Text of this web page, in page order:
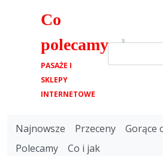
Co
polecamy.pl
PASAŻE I
SKLEPY
INTERNETOWE
Najnowsze Przeceny Gorące
Polecamy
Co i jak